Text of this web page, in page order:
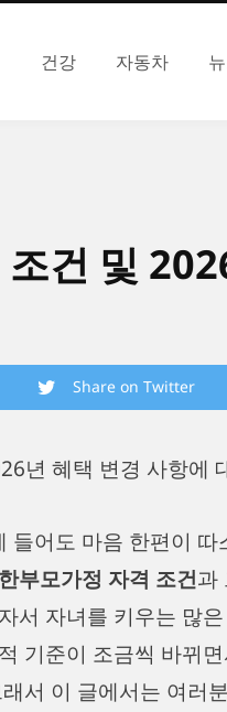
건강 자동차
건 및
Share on Twitter
년 혜택 변경 사항에
들어도 마음 한편이
한부모가정 자격 조건과
서 자녀를 키우는 많
기준이 조금씩 바뀌
서 이 글에서는 여러